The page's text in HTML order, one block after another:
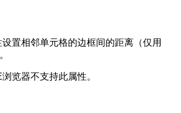
置相邻单元格的边框间的距离（仅用
览器不支持此属性。